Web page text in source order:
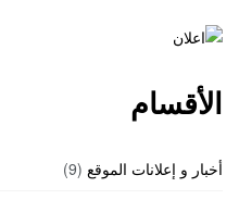
الأقسام
أخبار و إعلانات الموقع (9)